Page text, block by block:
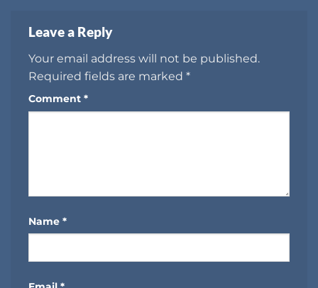
Leave a Reply
Your email address will not be published.
Required fields are marked *
Comment *
Name *